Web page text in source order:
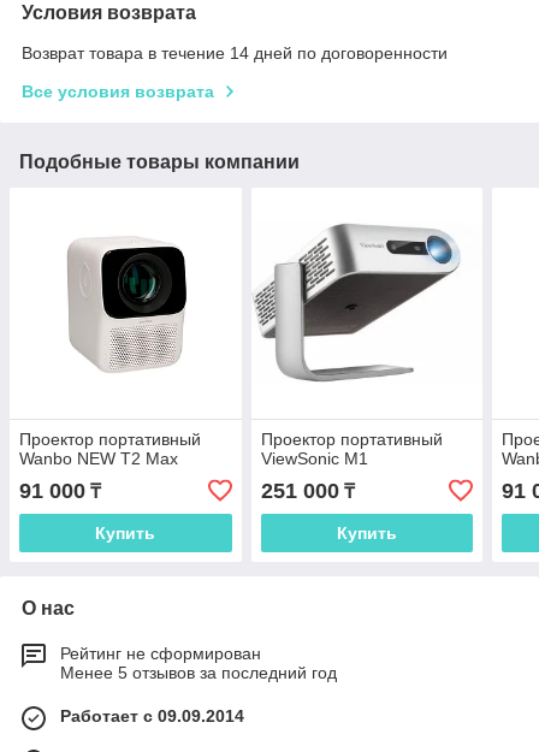
Условия возврата
Возврат товара в течение 14 дней по договоренности
Все условия возврата
Подобные товары компании
Проектор портативный
Wanbo NEW T2 Max
91 000 ₸
Купить
Проектор портативный
ViewSonic M1
251 000₸
Купить
91
О нас
Рейтинг не сформирован
Менее 5 отзывов за последний год
Работает с 09.09.2014